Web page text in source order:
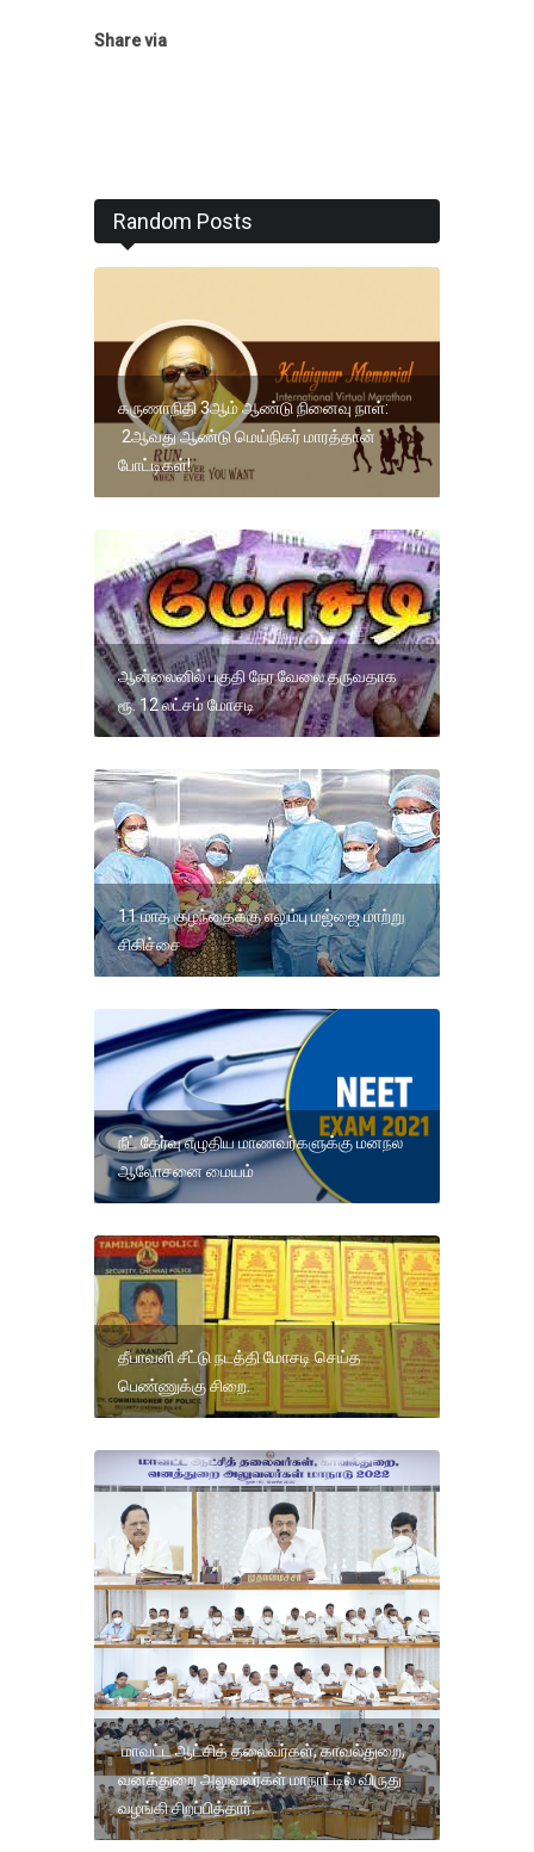
Share via
Random Posts
கருணாநிதி 3ஆம் ஆண்டு நினைவு நாள்:
2ஆவது ஆண்டு மெய்நிகர் மாரத்தான்
போட்டிகள்!
ஆன்லைனில் பகுதி நேர வேலை தருவதாக
ரூ. 12 லட்சம் மோசடி
11 மாத குழந்தைக்கு எலும்பு மஜ்ஜை மாற்று
சிகிச்சை
நீட் தேர்வு எழுதிய மாணவர்களுக்கு மனநல
ஆலோசனை மையம்
தீபாவளி சீட்டு நடத்தி மோசடி செய்த
பெண்ணுக்கு சிறை.
மாவட்ட ஆட்சித் தலைவர்கள், காவல்துறை,
வனத்துறை அலுவலர்கள் மாநாட்டில் விருது
வழங்கி சிறப்பித்தார்.